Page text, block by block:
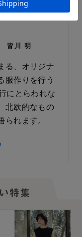
皆川 明
る、オリジナ
服作りを行う
にとらわれな
北欧的なもの
れます。